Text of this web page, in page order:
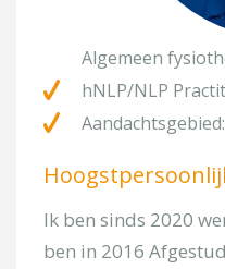
Kies uw locatie
Omschrijf kort uw
Algemeen
hNLP/NLP
Ik ben sinds 2020
ben in 2016